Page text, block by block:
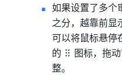
如果设置了多个
之分，越靠前显
可以将鼠标悬停
的
图标，拖
整。